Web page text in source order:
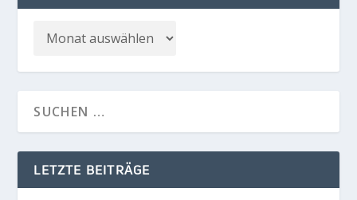
LETZTE BEITRÄGE